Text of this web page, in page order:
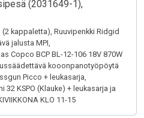
(2031649-1),
kappaletta), Ruuvipenkki Ridgid
jalusta MPI,
Copco BCP BL-12-106 18V 870W
kooonpanotyöpöytä
Picco + leukasarja,
KSPO (Klauke) + leukasarja ja
KLO 11-15